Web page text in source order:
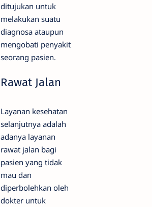
ditujukan untuk
melakukan suatu
diagnosa ataupun
mengobati penyakit
seorang pasien.
Rawat Jalan
Layanan kesehatan
selanjutnya adalah
adanya layanan
rawat jalan bagi
pasien yang tidak
mau dan
diperbolehkan oleh
dokter untuk